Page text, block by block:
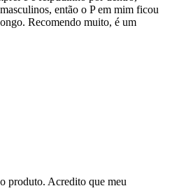
então o P em mim ficou
Recomendo muito, é um
produto. Acredito que meu